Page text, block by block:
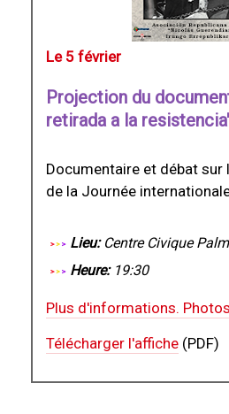
Le 5 février
Projection du
retirada a la
Documentaire et débat sur
de la Journée
Lieu:Centre Civique
Heure:19:30
Plus d'informations.
Télécharger l'affiche (PDF)